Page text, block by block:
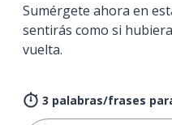
Sumérgete ahora en
sentirás como si
vuelta.
3 palabras/frases